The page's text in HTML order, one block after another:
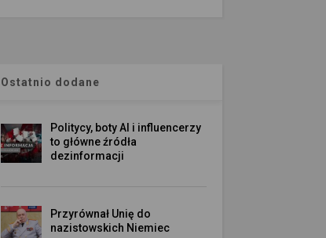
Ostatnio dodane
Politycy, boty AI i influencerzy
to główne źródła
dezinformacji
Przyrównał Unię do
nazistowskich Niemiec